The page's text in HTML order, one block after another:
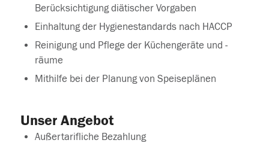
Berücksichtigung diätischer Vorgaben​
Einhaltung der Hygienestandards nach HACCP​
Reinigung und Pflege der Küchengeräte und -
räume​
Mithilfe bei der Planung von Speiseplänen​
Unser Angebot
Außertarifliche Bezahlung